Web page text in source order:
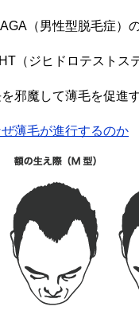
（男性型脱毛症）
（ジヒドロテストス
邪魔して薄毛を促進
薄毛が進行するのか